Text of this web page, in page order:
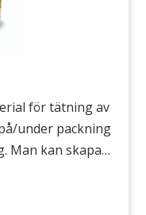
för tätning av
under packning
Man kan skapa
För alla typer av